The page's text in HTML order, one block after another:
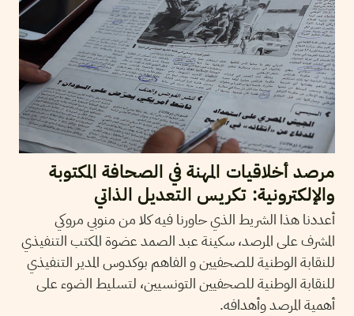
مرصد أخلاقيات المهنة في الصحافة المكتوبة
والإلكترونية: تكريس التعديل الذاتي
أعددنا هذا الشريط الذي حاورنا فيه كلا من منوبي مروكي
المشرف على المرصد، سكينة عبد الصمد عضوة المكتب التنفيذي
للنقابة الوطنية للصحفيين و الفاهم بوكدوس المدير التنفيذي
للنقابة الوطنية للصحفيين التونسيين، لتسليط الضوء على
أهمية المرصد وأهدافه.